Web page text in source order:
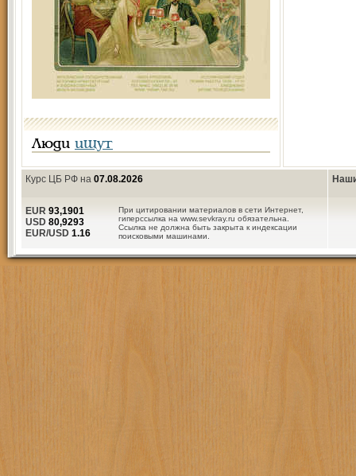
Люди ищут
Курс ЦБ РФ на 07.08.2026
При цитировании материалов в сети Интернет,
гиперссылка на www.sevkray.ru обязательна.
Ссылка не должна быть закрыта к индексации
поисковыми машинами.
EUR 93,1901
USD 80,9293
EUR/USD 1.16